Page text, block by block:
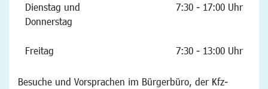
Dienstag und
Donnerstag
7:30 - 17:00 Uhr
Freitag 7:30 - 13:00 Uhr
Besuche und Vorsprachen im Bürgerbüro, der Kfz-